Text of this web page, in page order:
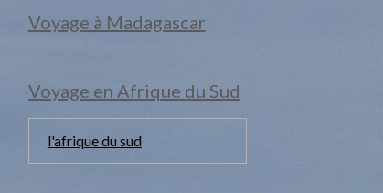
Voyage à Madagascar
Voyage en Afrique du Sud
l'afrique du sud